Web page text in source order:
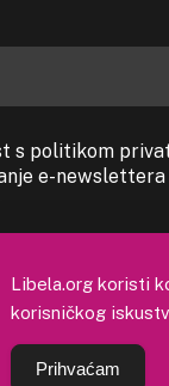
s politikom
e-newslettera
Libela.org koristi
korisničkog
Prihvaćam